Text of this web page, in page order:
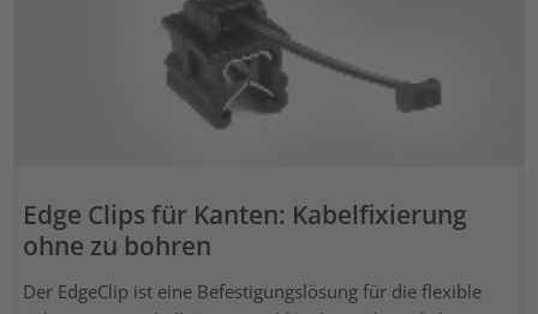
Edge Clips für Kanten: Kabelfixierung
ohne zu bohren
Der EdgeClip ist eine Befestigungslösung für die flexible